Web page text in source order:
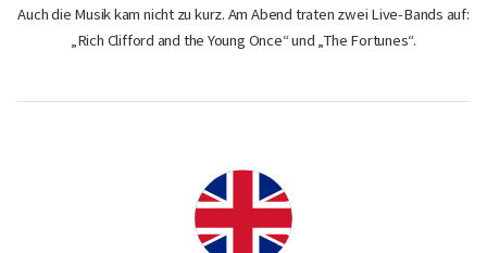
Auch die Musik kam nicht zu kurz. Am Abend traten zwei Live-Bands auf:
„Rich Clifford and the Young Once“ und „The Fortunes“.